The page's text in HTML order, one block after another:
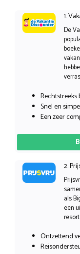
1.
De
Rechtstreeks
Snel en
Een zeer
2.
als
een
Ontzettend